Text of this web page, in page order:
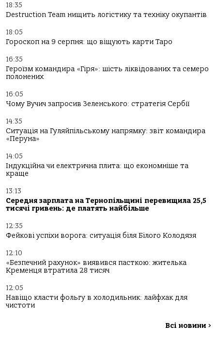
18:35
Destruction Team нищить логістику та техніку окупантів
18:05
Гороскоп на 9 серпня: що віщують карти Таро
16:35
Героїзм командира «Гіря»: шість ліквідованих та семеро
полонених
16:05
Чому Вучич запросив Зеленського: стратегія Сербії
14:35
Ситуація на Гуляйпільському напрямку: звіт командира
«Перуна»
14:05
Індукційна чи електрична плита: що економніше та
краще
13:13
Середня зарплата на Тернопільщині перевищила 25,5
тисячі гривень: де платять найбільше
12:35
Фейкові успіхи ворога: ситуація біля Білого Колодязя
12:10
«Безпечний рахунок» виявився пасткою: жителька
Кременця втратила 28 тисяч
12:05
Навіщо класти фольгу в холодильник: лайфхак для
чистоти
Всі новини >